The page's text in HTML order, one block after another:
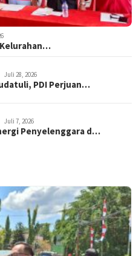
Kelurahan…
Juli 28, 2026
PDI Perjuan…
Juli 7, 2026
Penyelenggara d…